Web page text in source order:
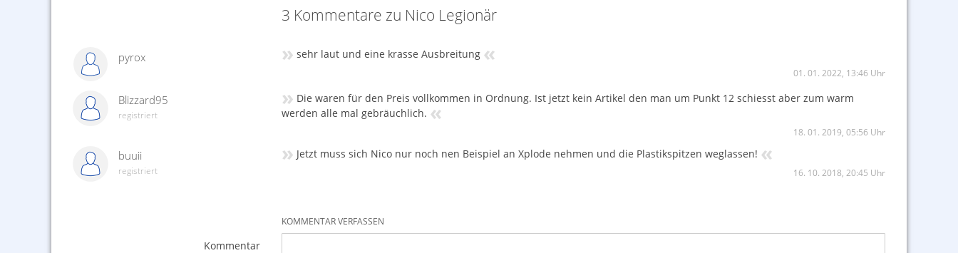
3 Kommentare zu Nico Legionär
pyrox » sehr laut und eine krasse Ausbreitung «
01. 01. 2022, 13:46 Uhr
Blizzard95
registriert
» Die waren für den Preis vollkommen in Ordnung. Ist jetzt kein Artikel den man um Punkt 12 schiesst aber zum warm
werden alle mal gebräuchlich. «
18. 01. 2019, 05:56 Uhr
buuii
registriert
» Jetzt muss sich Nico nur noch nen Beispiel an Xplode nehmen und die Plastikspitzen weglassen! «
16. 10. 2018, 20:45 Uhr
KOMMENTAR VERFASSEN
Kommentar